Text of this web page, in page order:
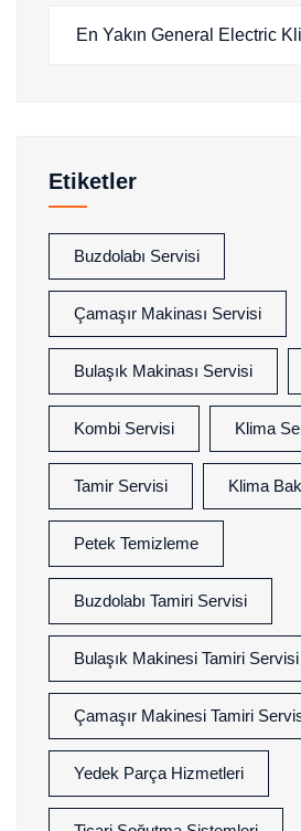
En Yakın General Electric
Etiketler
Buzdolabı Servisi
Çamaşır Makinası Servisi
Bulaşık Makinası Servisi
Kombi Servisi Klima
Tamir Servisi Klima
Petek Temizleme
Buzdolabı Tamiri Servisi
Bulaşık Makinesi Tamiri Servisi
Çamaşır Makinesi Tamiri
Yedek Parça Hizmetleri